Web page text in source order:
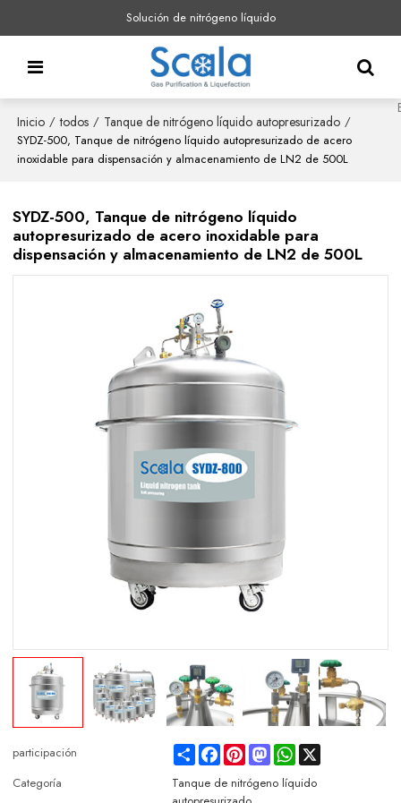
Solución de nitrógeno líquido
Inicio / todos / Tanque de nitrógeno líquido autopresurizado /
SYDZ-500, Tanque de nitrógeno líquido autopresurizado de acero
inoxidable para dispensación y almacenamiento de LN2 de 500L
SYDZ-500, Tanque de nitrógeno líquido
autopresurizado de acero inoxidable para
dispensación y almacenamiento de LN2 de 500L
participación ShareFacebookPinterestMastodonWhatsApp
Categoría
Tanque de nitrógeno líquido